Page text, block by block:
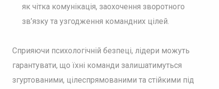
як чітка комунікація, заохочення зворотного
зв’язку та узгодження командних цілей.
Сприяючи психологічній безпеці, лідери можуть
гарантувати, що їхні команди залишатимуться
згуртованими, цілеспрямованими та стійкими під